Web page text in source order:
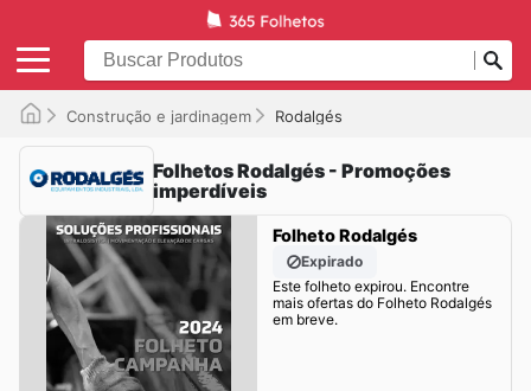
Construção e jardinagem Rodalgés
Folhetos Rodalgés - Promoções
imperdíveis
Folheto Rodalgés
Expirado
Este folheto expirou. Encontre
mais ofertas do Folheto Rodalgés
em breve.